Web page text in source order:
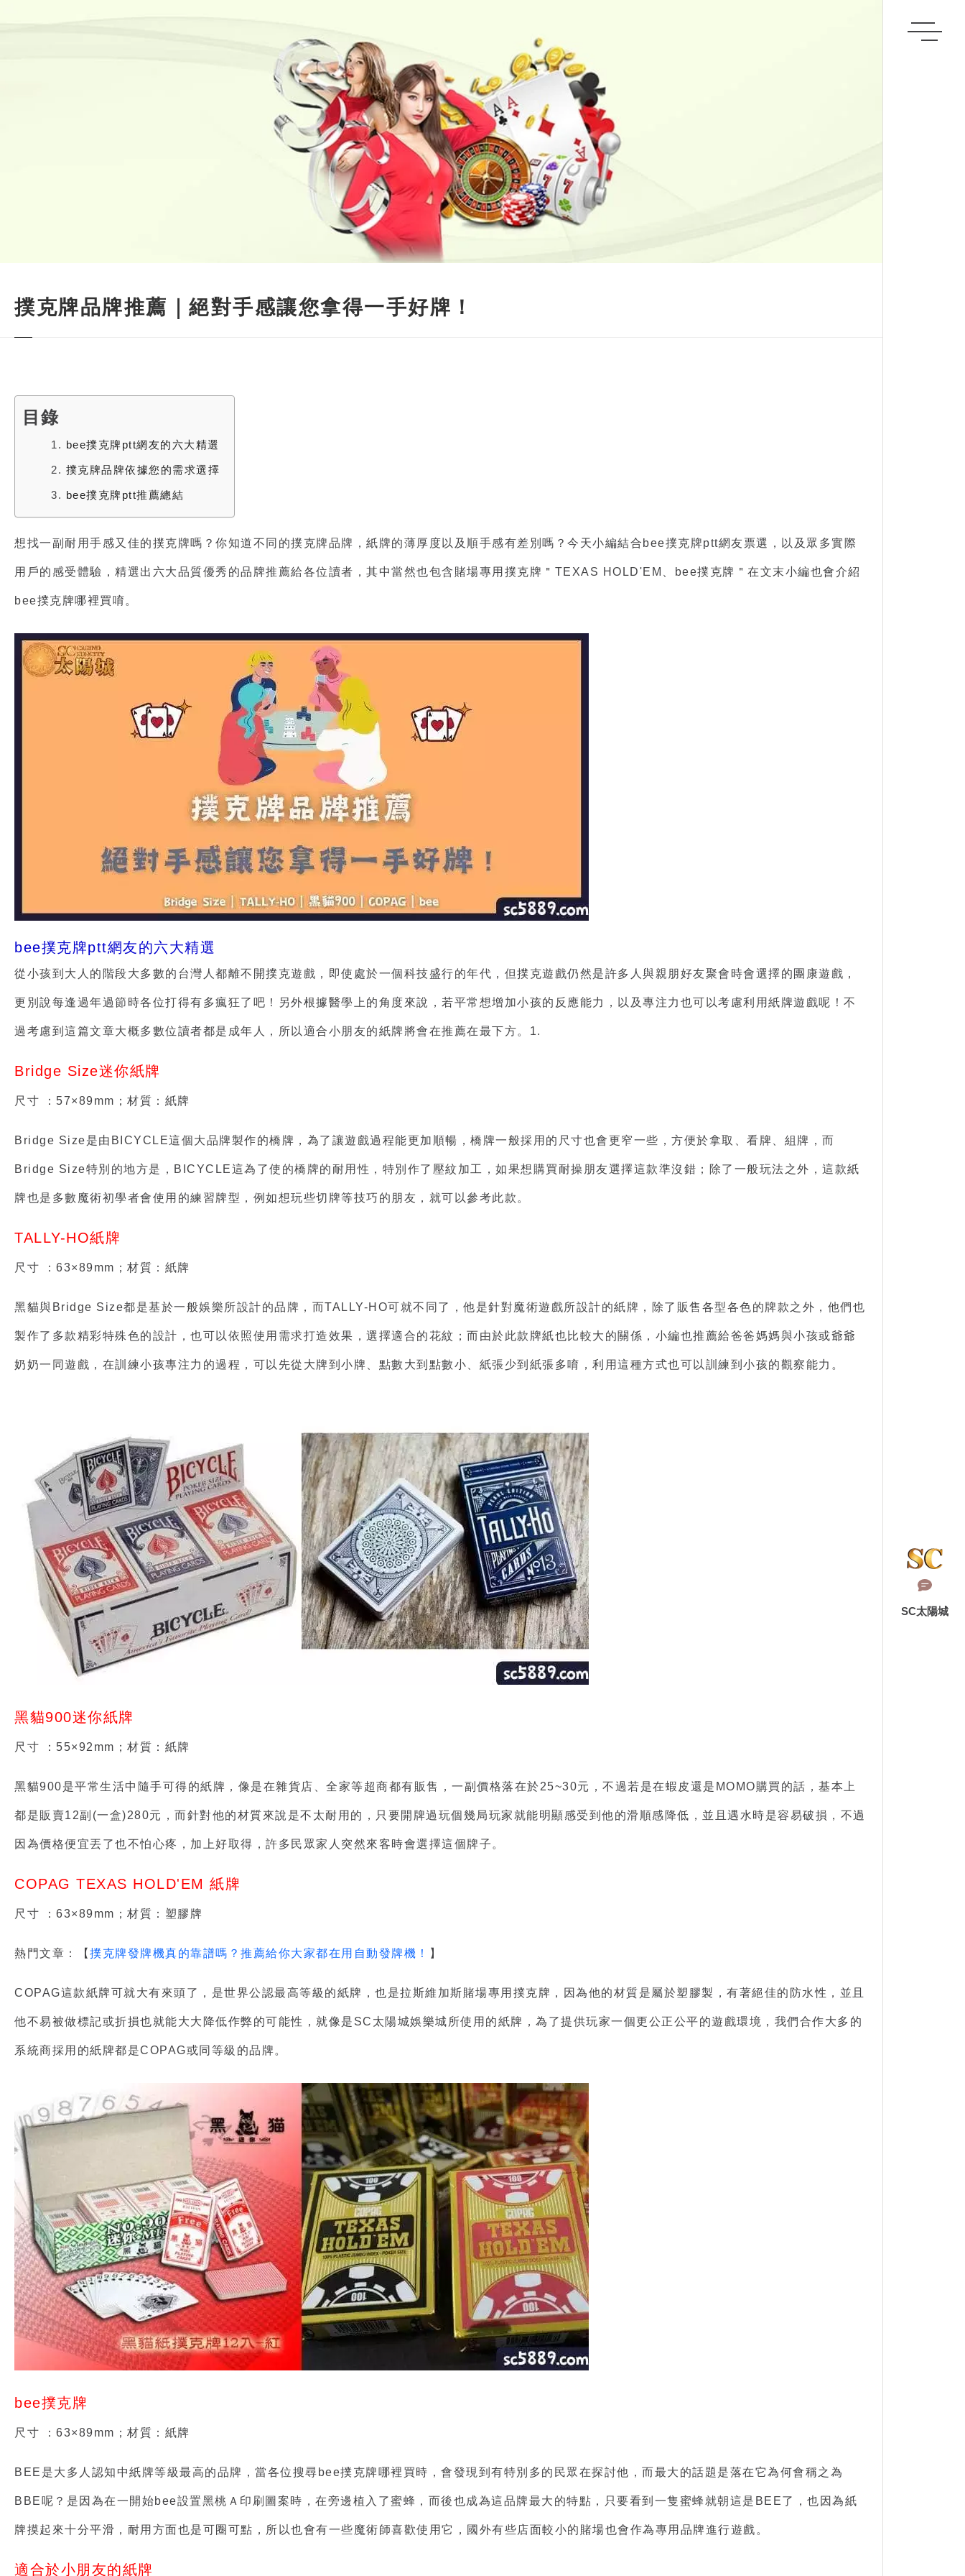
SC太陽城
撲克牌品牌推薦｜絕對手感讓您拿得一手好牌！
目錄
1. bee撲克牌ptt網友的六大精選
2. 撲克牌品牌依據您的需求選擇
3. bee撲克牌ptt推薦總結
想找一副耐用手感又佳的撲克牌嗎？你知道不同的撲克牌品牌 ，紙牌的薄厚度以及順手感有差別嗎？今天小編結合 bee撲克牌ptt網友票選，以及眾多實際
用戶的感受體驗，精選出六大品質優秀的品牌推薦給各位讀者，其中當然也包含 賭場專用撲克牌 ＂TEXAS HOLD'EM、 bee撲克牌 ＂在文末小編也會介紹
bee撲克牌哪裡買 唷。
bee撲克牌ptt網友的六大精選
從小孩到大人的階段大多數的台灣人都離不開撲克遊戲，即使處於一個科技盛行的年代，但撲克遊戲仍然是許多人與親朋好友聚會時會選擇的團康遊戲，
更別說每逢過年過節時各位打得有多瘋狂了吧！另外根據醫學上的角度來說，若平常想增加小孩的反應能力，以及專注力也可以考慮利用紙牌遊戲呢！不
過考慮到這篇文章大概多數位讀者都是成年人，所以適合小朋友的紙牌將會在推薦在最下方。1.
Bridge Size迷你紙牌
尺寸 ：57×89mm；材質：紙牌
Bridge Size是由BICYCLE這個大品牌製作的橋牌，為了讓遊戲過程能更加順暢，橋牌一般採用的尺寸也會更窄一些，方便於拿取、看牌、組牌，而
Bridge Size特別的地方是，BICYCLE這為了使的橋牌的耐用性，特別作了壓紋加工，如果想購買耐操朋友選擇這款準沒錯；除了一般玩法之外，這款紙
牌也是多數魔術初學者會使用的練習牌型，例如想玩些切牌等技巧的朋友，就可以參考此款。
TALLY-HO紙牌
尺寸 ：63×89mm；材質：紙牌
黑貓與Bridge Size都是基於一般娛樂所設計的品牌，而TALLY-HO可就不同了，他是針對魔術遊戲所設計的紙牌，除了販售各型各色的牌款之外，他們也
製作了多款精彩特殊色的設計，也可以依照使用需求打造效果，選擇適合的花紋；而由於此款牌紙也比較大的關係，小編也推薦給爸爸媽媽與小孩或爺爺
奶奶一同遊戲，在訓練小孩專注力的過程，可以先從大牌到小牌、點數大到點數小、紙張少到紙張多唷，利用這種方式也可以訓練到小孩的觀察能力。
黑貓900迷你紙牌
尺寸 ：55×92mm；材質：紙牌
黑貓900是平常生活中隨手可得的紙牌，像是在雜貨店、全家等超商都有販售，一副價格落在於25~30元，不過若是在蝦皮還是MOMO購買的話，基本上
都是販賣12副(一盒)280元，而針對他的材質來說是不太耐用的，只要開牌過玩個幾局玩家就能明顯感受到他的滑順感降低，並且遇水時是容易破損，不過
因為價格便宜丟了也不怕心疼，加上好取得，許多民眾家人突然來客時會選擇這個牌子。
COPAG TEXAS HOLD'EM 紙牌
尺寸 ：63×89mm；材質：塑膠牌
熱門文章：【 撲克牌發牌機真的靠譜嗎？推薦給你大家都在用自動發牌機！ 】
COPAG這款紙牌可就大有來頭了，是世界公認最高等級的紙牌，也是拉斯維加斯賭場專用撲克牌，因為他的材質是屬於塑膠製，有著絕佳的防水性，並且
他不易被做標記或折損也就能大大降低作弊的可能性，就像是SC太陽城娛樂城所使用的紙牌，為了提供玩家一個更公正公平的遊戲環境，我們合作大多的
系統商採用的紙牌都是COPAG或同等級的品牌。
bee撲克牌
尺寸 ：63×89mm；材質：紙牌
BEE是大多人認知中紙牌等級最高的品牌，當各位搜尋bee撲克牌哪裡買時，會發現到有特別多的民眾在探討他，而最大的話題是落在它為何會稱之為
BBE呢？是因為在一開始bee設置黑桃Ａ印刷圖案時，在旁邊植入了蜜蜂，而後也成為這品牌最大的特點，只要看到一隻蜜蜂就朝這是BEE了，也因為紙
牌摸起來十分平滑，耐用方面也是可圈可點，所以也會有一些魔術師喜歡使用它，國外有些店面較小的賭場也會作為專用品牌進行遊戲。
適合於小朋友的紙牌